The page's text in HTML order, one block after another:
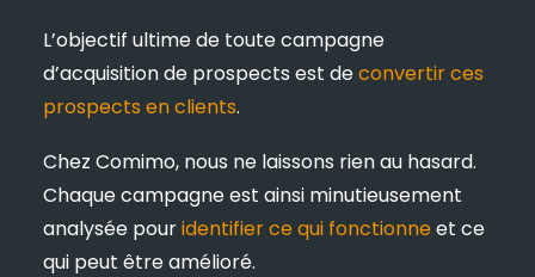
L’objectif ultime de toute campagne
d’acquisition de prospects est deconvertir ces
prospects en clients.
Chez Comimo, nous ne laissons rien au hasard.
Chaque campagne est ainsi minutieusement
analysée pouridentifier ce qui fonctionneet ce
qui peut être amélioré.